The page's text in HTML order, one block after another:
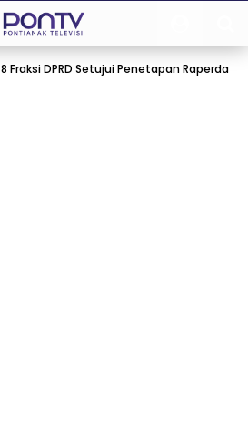
8 Fraksi DPRD Setujui Penetapan Raperda